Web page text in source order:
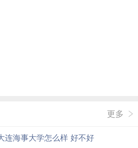
更多
连海事大学怎么样 好不好